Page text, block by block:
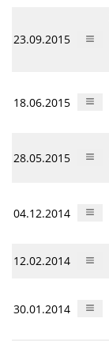
23.09.2015
18.06.2015
28.05.2015
04.12.2014
12.02.2014
30.01.2014